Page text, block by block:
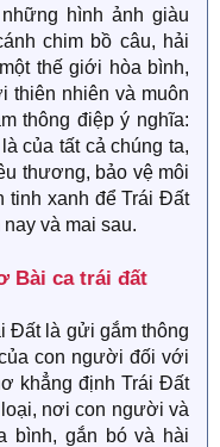
hình ảnh giàu
chim bồ câu, hải
thế giới hòa bình,
thiên nhiên và muôn
thông điệp ý nghĩa:
của tất cả chúng ta,
thương, bảo vệ môi
tinh xanh để Trái Đất
và mai sau.
Bài ca trái đất​
Đất là gửi gắm thông
con người đối với
khẳng định Trái Đất
nơi con người và
bình, gắn bó và hài